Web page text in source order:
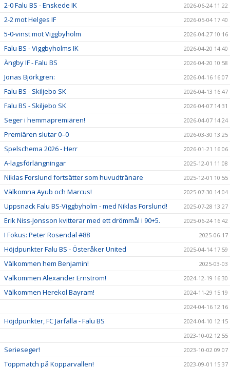
2-0 Falu BS - Enskede IK 2026-06-24 11:22
2-2 mot Helges IF 2026-05-04 17:40
5-0-vinst mot Viggbyholm 2026-04-27 10:16
Falu BS - Viggbyholms IK 2026-04-20 14:40
Ängby IF - Falu BS 2026-04-20 10:58
Jonas Björkgren: 2026-04-16 16:07
Falu BS - Skiljebo SK 2026-04-13 16:47
Falu BS - Skiljebo SK 2026-04-07 14:31
Seger i hemmapremiären! 2026-04-07 14:24
Premiären slutar 0–0 2026-03-30 13:25
Spelschema 2026 - Herr 2026-01-21 16:06
A-lagsförlängningar 2025-12-01 11:08
Niklas Forslund fortsätter som huvudtränare 2025-12-01 10:55
Välkomna Ayub och Marcus! 2025-07-30 14:04
Uppsnack Falu BS-Viggbyholm - med Niklas Forslund! 2025-07-28 13:27
Erik Niss-Jonsson kvitterar med ett drömmål i 90+5. 2025-06-24 16:42
I Fokus: Peter Rosendal #88 2025-06-17
Höjdpunkter Falu BS - Österåker United 2025-04-14 17:59
Välkommen hem Benjamin! 2025-03-03
Välkommen Alexander Ernström! 2024-12-19 16:30
Välkommen Herekol Bayram!
2024-11-29 15:19
2024-04-16 12:16
Höjdpunkter, FC Järfälla - Falu BS
2024-04-10 12:15
2023-10-02 12:55
Serieseger! 2023-10-02 09:07
Toppmatch på Kopparvallen! 2023-09-01 15:37